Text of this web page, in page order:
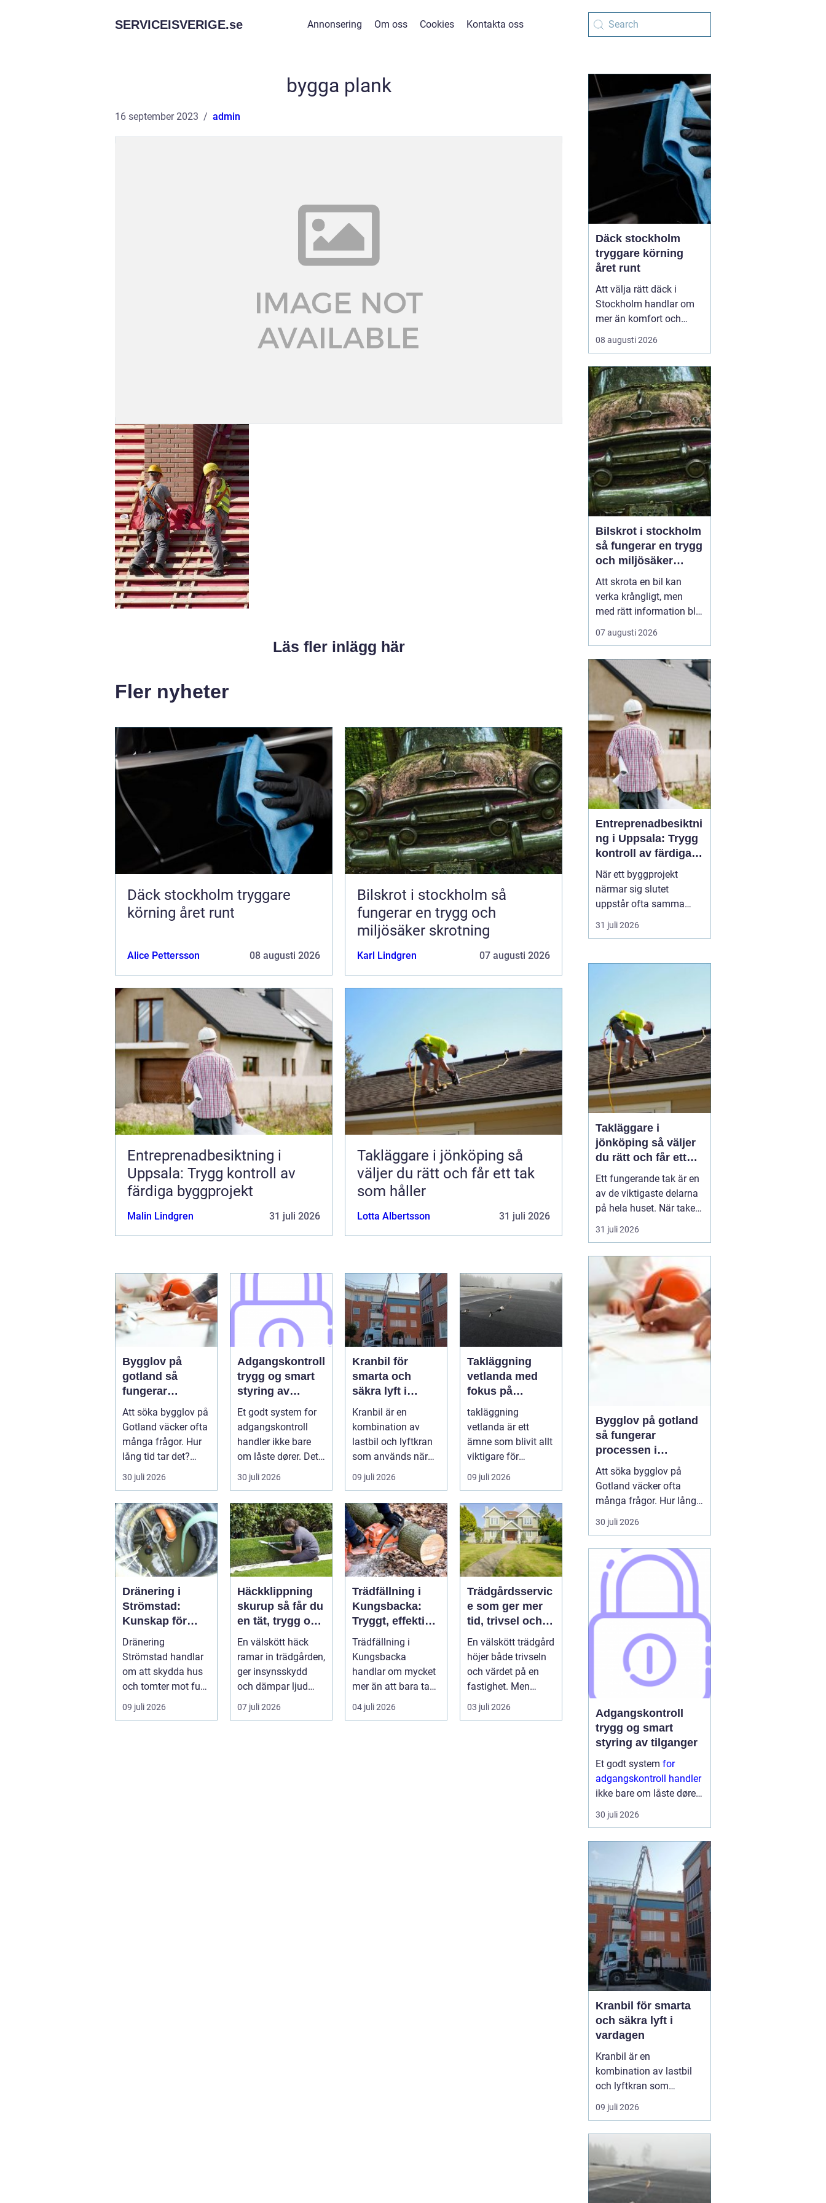
SERVICEISVERIGE.se Annonsering Om oss Cookies Kontakta oss
bygga plank
16 september 2023 admin
Läs fler inlägg här
Fler nyheter
Däck stockholm tryggare
körning året runt
Alice Pettersson 08 augusti 2026
Bilskrot i stockholm så
fungerar en trygg och
miljösäker skrotning
Karl Lindgren 07 augusti 2026
Entreprenadbesiktning i
Uppsala: Trygg kontroll av
färdiga byggprojekt
Malin Lindgren 31 juli 2026
Takläggare i jönköping så
väljer du rätt och får ett tak
som håller
Lotta Albertsson 31 juli 2026
Bygglov på
gotland så
fungerar
processen i
praktiken
Att söka bygglov på
Gotland väcker ofta
många frågor. Hur
lång tid tar det?
Vilka handlingar
behövs?...
30 juli 2026
Adgangskontroll
trygg og smart
styring av
tilganger
Et godt system for
adgangskontroll
handler ikke bare
om låste dører. Det
handler om å ha
oversikt, k...
30 juli 2026
Kranbil för
smarta och
säkra lyft i
vardagen
Kranbil är en
kombination av
lastbil och lyftkran
som används när
tungt eller
skrymma...
09 juli 2026
Takläggning
vetlanda med
fokus på
hållbara tak och
trygga hus
takläggning
vetlanda är ett
ämne som blivit allt
viktigare för
husägare,
bostadsrättsförenin
gar och ...
09 juli 2026
Dränering i
Strömstad:
Kunskap för
tryggare
husgrunder
Dränering
Strömstad handlar
om att skydda hus
och tomter mot fukt,
läckage och l&arin...
09 juli 2026
Häckklippning
skurup så får du
en tät, trygg och
snygg häck året
En välskött häck
ramar in trädgården,
ger insynsskydd
och dämpar ljud
från vägen.
Samtidigt kan
07 juli 2026
Trädfällning i
Kungsbacka:
Tryggt, effektivt
och med
omtanke om
hela tomten
Trädfällning i
Kungsbacka
handlar om mycket
mer än att bara ta
ner ett träd. I e...
04 juli 2026
Trädgårdsservic
e som ger mer
tid, trivsel och
värde
En välskött trädgård
höjer både trivseln
och värdet på en
fastighet. Men
många upplever att
tiden, o...
03 juli 2026
Däck stockholm
tryggare körning
året runt
Att välja rätt däck i
Stockholm handlar om
mer än komfort och
utseende. Vädret växlar
snabbt, trafikrytmen är
för allt från slask och is
till varma
sommarpassager. Den
som vill köra säkert och
ekonomiskt behöver
därför ha koll...
08 augusti 2026
Bilskrot i stockholm
så fungerar en trygg
och miljösäker
skrotning
Att skrota en bil kan
verka krångligt, men
med rätt information blir
processen enkel. För
många bilägare handlar
saker: trygg
avregistrering, rimlig
ersättning och omtanke
om miljön. I
Stockholmsområdet
finns flera alternativ...
07 augusti 2026
Entreprenadbesiktni
ng i Uppsala: Trygg
kontroll av färdiga
byggprojekt
När ett byggprojekt
närmar sig slutet
uppstår ofta samma
fråga: är entreprenaden
verkligen utförd så som
professionell
Genom en strukturerad
genomgån...
31 juli 2026
Takläggare i
jönköping så väljer
du rätt och får ett
tak som håller
Ett fungerande tak är en
av de viktigaste delarna
på hela huset. När taket
börjar bli slitet påverkar
det både tryggheten,
värdet på huset. Därför
blir valetav takläggare i
Jönköping avg...
31 juli 2026
Bygglov på gotland
så fungerar
processen i
praktiken
Att söka bygglov på
Gotland väcker ofta
många frågor. Hur lång
tid tar det? Vilka
handlingar behövs? Och
nära havet eller i Visbys
känsliga kulturmiljö? För
den som sällan har
kan bygglovsregler
kännas både ...
30 juli 2026
Adgangskontroll
trygg og smart
styring av tilganger
Et godt system for
adgangskontroll handler
ikke bare om låste dører.
Det handler om å ha
oversikt, kunne styre
sikre mennesker, verdier
og informasjon på en
ryddig måte. Moderne
lø...
30 juli 2026
Kranbil för smarta
och säkra lyft i
vardagen
Kranbil är en
kombination av lastbil
och lyftkran som
används när tungt eller
skrymmande material
säkert och
Genom att hyra en
kranbil kan
09 juli 2026